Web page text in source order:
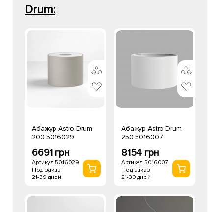
Drum:
Абажур Astro Drum
200 5016029
6691 грн
Артикул 5016029
Под заказ
21-39 дней
Абажур Astro Drum
250 5016007
8154 грн
Артикул 5016007
Под заказ
21-39 дней